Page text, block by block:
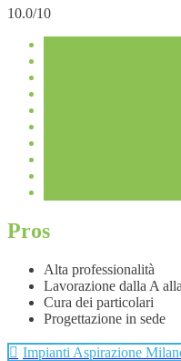
10.0/10
Pros
Alta professionalità
Lavorazione dalla A
Cura dei particolari
Progettazione in sede
Impianti Aspirazione